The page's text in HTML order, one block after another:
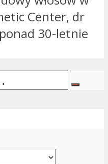
Center, dr
30-letnie